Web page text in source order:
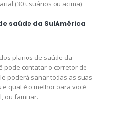
(30 usuários ou acima)
saúde da SulAmérica
planos de saúde da
pode contatar o corretor de
poderá sanar todas as suas
qual é o melhor para você
ou familiar.